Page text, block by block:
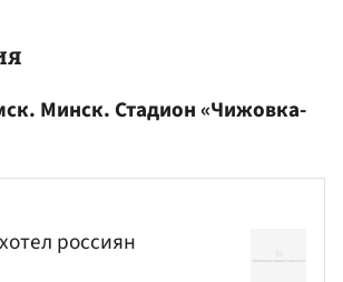
Минск. Стадион «Чижовка-
россиян